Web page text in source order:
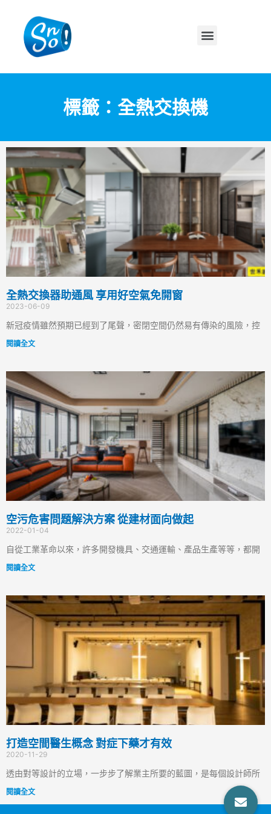
標籤：全熱交換機
全熱交換器助通風 享用好空氣免開窗
2023-06-09
新冠疫情雖然預期已經到了尾聲，密閉空間仍然易有傳染的風險，控
閱讀全文
空污危害問題解決方案 從建材面向做起
2022-01-04
自從工業革命以來，許多開發機具、交通運輸、產品生產等等，都開
閱讀全文
打造空間醫生概念 對症下藥才有效
2020-11-29
透由對等設計的立場，一步步了解業主所要的藍圖，是每個設計師所
閱讀全文